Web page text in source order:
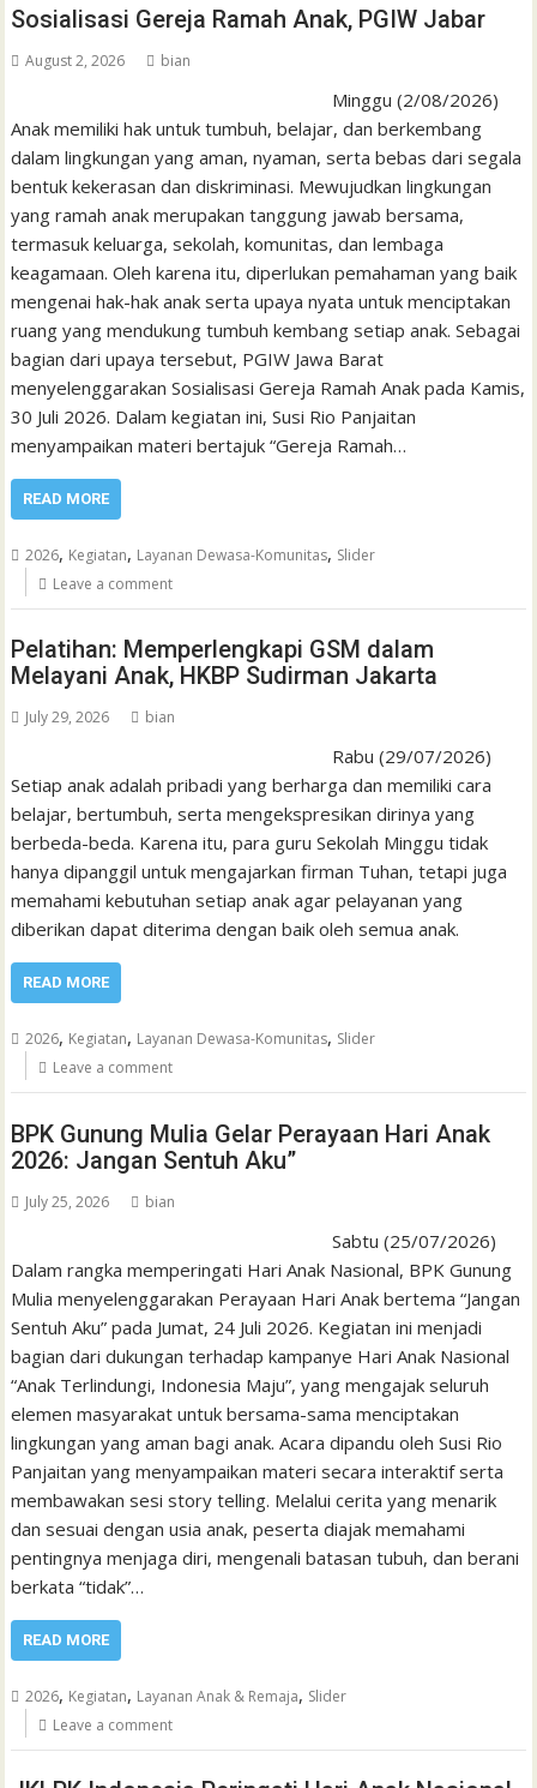
Sosialisasi Gereja Ramah Anak, PGIW Jabar
August 2, 2026 bian
Minggu (2/08/2026)
Anak memiliki hak untuk tumbuh, belajar, dan berkembang
dalam lingkungan yang aman, nyaman, serta bebas dari segala
bentuk kekerasan dan diskriminasi. Mewujudkan lingkungan
yang ramah anak merupakan tanggung jawab bersama,
termasuk keluarga, sekolah, komunitas, dan lembaga
keagamaan. Oleh karena itu, diperlukan pemahaman yang baik
mengenai hak-hak anak serta upaya nyata untuk menciptakan
ruang yang mendukung tumbuh kembang setiap anak. Sebagai
bagian dari upaya tersebut, PGIW Jawa Barat
menyelenggarakan Sosialisasi Gereja Ramah Anak pada Kamis,
30 Juli 2026. Dalam kegiatan ini, Susi Rio Panjaitan
menyampaikan materi bertajuk “Gereja Ramah…
READ MORE
2026, Kegiatan, Layanan Dewasa-Komunitas, Slider
Leave a comment
Pelatihan: Memperlengkapi GSM dalam
Melayani Anak, HKBP Sudirman Jakarta
July 29, 2026 bian
Rabu (29/07/2026)
Setiap anak adalah pribadi yang berharga dan memiliki cara
belajar, bertumbuh, serta mengekspresikan dirinya yang
berbeda-beda. Karena itu, para guru Sekolah Minggu tidak
hanya dipanggil untuk mengajarkan firman Tuhan, tetapi juga
memahami kebutuhan setiap anak agar pelayanan yang
diberikan dapat diterima dengan baik oleh semua anak.
READ MORE
2026, Kegiatan, Layanan Dewasa-Komunitas, Slider
Leave a comment
BPK Gunung Mulia Gelar Perayaan Hari Anak
2026: Jangan Sentuh Aku”
July 25, 2026 bian
Sabtu (25/07/2026)
Dalam rangka memperingati Hari Anak Nasional, BPK Gunung
Mulia menyelenggarakan Perayaan Hari Anak bertema “Jangan
Sentuh Aku” pada Jumat, 24 Juli 2026. Kegiatan ini menjadi
bagian dari dukungan terhadap kampanye Hari Anak Nasional
“Anak Terlindungi, Indonesia Maju”, yang mengajak seluruh
elemen masyarakat untuk bersama-sama menciptakan
lingkungan yang aman bagi anak. Acara dipandu oleh Susi Rio
Panjaitan yang menyampaikan materi secara interaktif serta
membawakan sesi story telling. Melalui cerita yang menarik
dan sesuai dengan usia anak, peserta diajak memahami
pentingnya menjaga diri, mengenali batasan tubuh, dan berani
berkata “tidak”…
READ MORE
2026, Kegiatan, Layanan Anak & Remaja, Slider
Leave a comment